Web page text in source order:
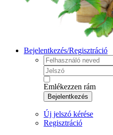
Bejelentkezés/Regisztráció
Emlékezzen rám
Bejelentkezés
Új jelszó kérése
Regisztráció